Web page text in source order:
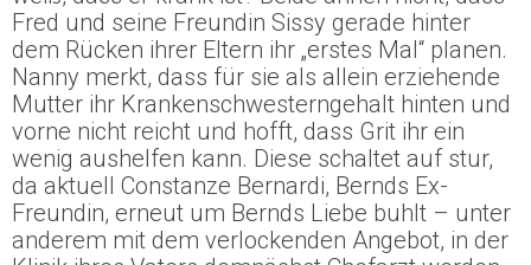
Fred und seine Freundin Sissy gerade hinter
dem Rücken ihrer Eltern ihr „erstes Mal“ planen.
Nanny merkt, dass für sie als allein erziehende
Mutter ihr Krankenschwesterngehalt hinten und
vorne nicht reicht und hofft, dass Grit ihr ein
wenig aushelfen kann. Diese schaltet auf stur,
da aktuell Constanze Bernardi, Bernds Ex-
Freundin, erneut um Bernds Liebe buhlt – unter
anderem mit dem verlockenden Angebot, in der